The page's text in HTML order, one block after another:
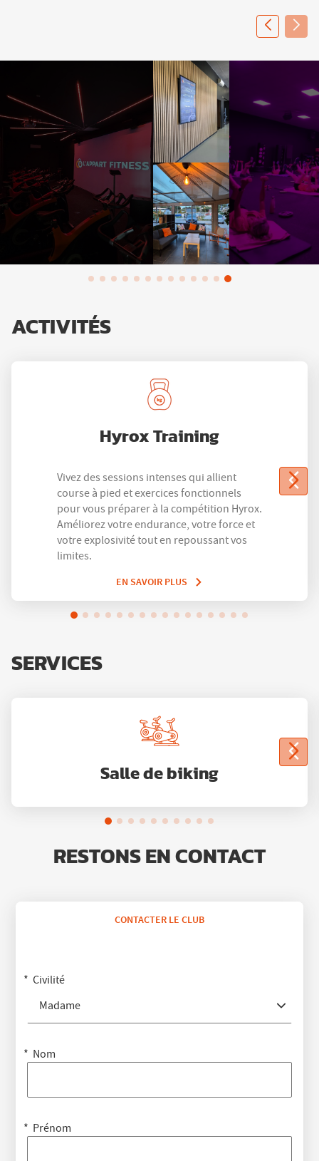
ACTIVITÉS
Hyrox Training
Vivez des sessions intenses qui allient
course à pied et exercices fonctionnels
pour vous préparer à la compétition Hyrox.
Améliorez votre endurance, votre force et
votre explosivité tout en repoussant vos
limites.
EN SAVOIR PLUS
SERVICES
Salle de biking
RESTONS EN CONTACT
CONTACTER LE CLUB
Civilité
Madame
Nom
Prénom